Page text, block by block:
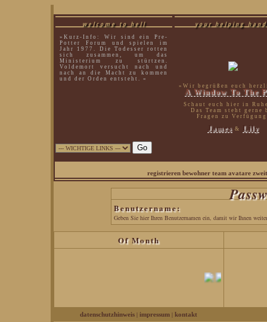
welcome to hell your helping
»Kurz-Info: Wir sind ein Pre-
Potter Forum und spielen im
Jahr 1977. Die Todesser rotten
sich zusammen, um das
Ministerium zu stürtzen.
Voldemort versucht nach und
nach an die Macht zu kommen
und der Orden entsteht. «
»Wir begrüßen euch
A Window To The
Schaut euch hier in
Das Team steht gerne
Fragen zu
James& Lily
registrieren bewohner team avatare
Benutzername:
Geben Sie hier Ihren Benutzernamen ein, damit wir Ihnen
Of Month
datenschutzhinweis | impressum | kontakt